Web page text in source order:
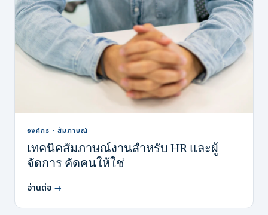
องค์กร · สัมภาษณ์
เทคนิคสัมภาษณ์งานสำหรับ HR และผู้
จัดการ คัดคนให้ใช่
อ่านต่อ →